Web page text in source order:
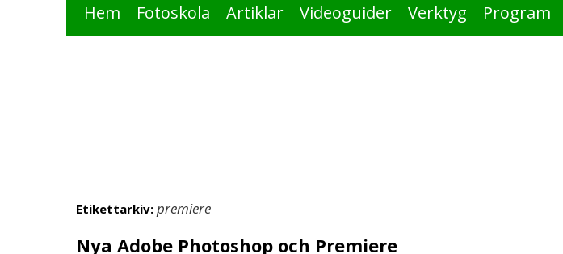
Hem Fotoskola Artiklar Videoguider Verktyg Program
Etikettarkiv: premiere
Nya Adobe Photoshop och Premiere